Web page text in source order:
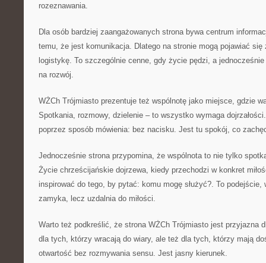
rozeznawania.
Dla osób bardziej zaangażowanych strona bywa centrum
temu, że jest komunikacja. Dlatego na stronie mogą pojawiać się
logistykę. To szczególnie cenne, gdy życie pędzi, a
na rozwój.
WŻCh Trójmiasto prezentuje też wspólnotę jako miejsce, gdzie
Spotkania, rozmowy, dzielenie – to wszystko wymaga
poprzez sposób mówienia: bez nacisku. Jest tu spokój, co
Jednocześnie strona przypomina, że wspólnota to nie tylko
Życie chrześcijańskie dojrzewa, kiedy przechodzi w konkret
inspirować do tego, by pytać: komu mogę służyć?. To podejście,
zamyka, lecz uzdalnia do miłości.
Warto też podkreślić, że strona WŻCh Trójmiasto jest przyjazna
dla tych, którzy wracają do wiary, ale też dla tych, którzy mają
otwartość bez rozmywania sensu. Jest jasny kierunek.